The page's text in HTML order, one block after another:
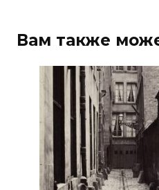
Вам также